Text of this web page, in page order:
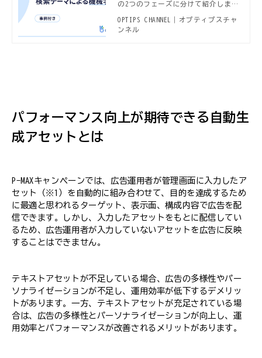
の2つのフェーズに分けて紹介しま
学習をより適切な学びとさせるため
に、「検索テーマ」という機能を用い
OPTIPS CHANNEL｜オプティプスチャ
ンネル
パフォーマンス向上が期待できる自動生
成アセットとは
P-MAXキャンペーンでは、広告運用者が管理画面に入力したア
セット（※1）を自動的に組み合わせて、目的を達成するため
に最適と思われるターゲット、表示面、構成内容で広告を配
信できます。しかし、入力したアセットをもとに配信してい
るため、広告運用者が入力していないアセットを広告に反映
することはできません。
テキストアセットが不足している場合、広告の多様性やパー
ソナライゼーションが不足し、運用効率が低下するデメリッ
トがあります。一方、テキストアセットが充足されている場
合は、広告の多様性とパーソナライゼーションが向上し、運
用効率とパフォーマンスが改善されるメリットがあります。